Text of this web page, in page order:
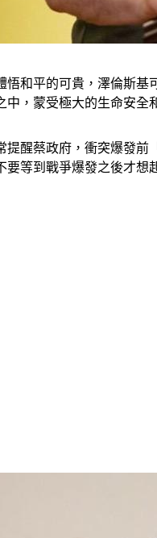
和平的可貴，澤倫斯
，蒙受極大的生命安全
醒蔡政府，衝突爆發
等到戰爭爆發之後才